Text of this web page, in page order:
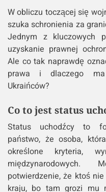
W obliczu toczącej się
szuka schronienia za
Jednym z kluczowych
uzyskanie prawnej
Ale co tak naprawdę
prawa i dlaczego
Ukraińców?
Co to jest status
Status uchodźcy to
państwo, że osoba,
określone kryteria,
potwierdzenie, że ktoś
kraju, bo tam grozi mu